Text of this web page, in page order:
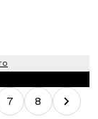
7 8